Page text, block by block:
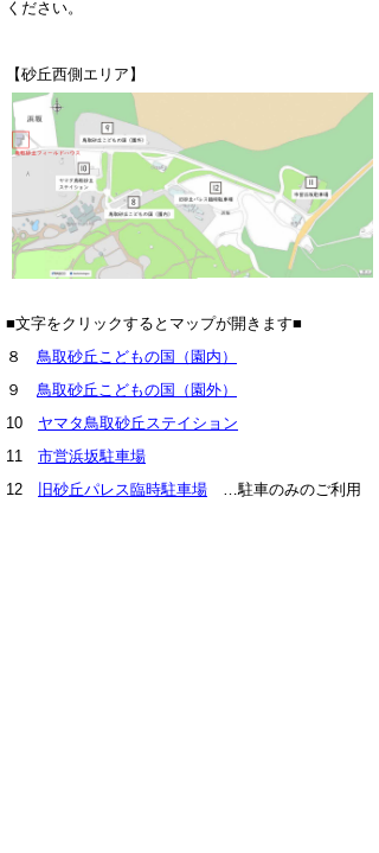
ください。
【砂丘西側エリア】
■文字をクリックするとマップが開きます■
８ 鳥取砂丘こどもの国（園内）
９ 鳥取砂丘こどもの国（園外）
10 ヤマタ鳥取砂丘ステイション
11 市営浜坂駐車場
12 旧砂丘パレス臨時駐車場 …駐車のみのご利用